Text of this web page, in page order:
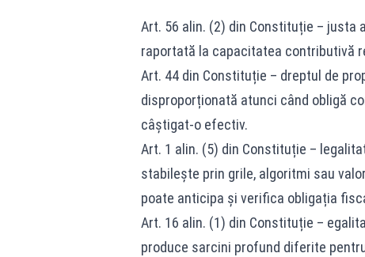
Art. 56 alin. (2) din Constituție –
raportată la capacitatea contributivă
Art. 44 din Constituție – dreptul de
disproporționată atunci când obligă
câștigat-o efectiv.
Art. 1 alin. (5) din Constituție –
stabilește prin grile, algoritmi sau
poate anticipa și verifica obligația
Art. 16 alin. (1) din Constituție –
produce sarcini profund diferite